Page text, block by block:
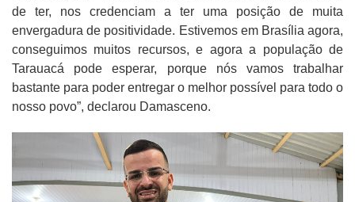
de ter, nos credenciam a ter uma posição de muita
envergadura de positividade. Estivemos em Brasília agora,
conseguimos muitos recursos, e agora a população de
Tarauacá pode esperar, porque nós vamos trabalhar
bastante para poder entregar o melhor possível para todo o
nosso povo”, declarou Damasceno.